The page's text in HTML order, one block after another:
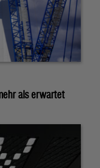
als erwartet